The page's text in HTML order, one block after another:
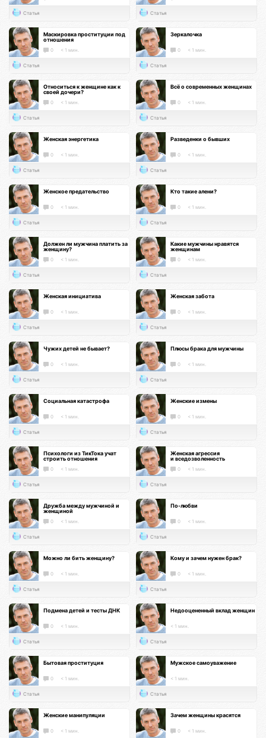
Статья Статья
Маскировка проституции под
отношения
0 < 1 мин.
Статья
Зеркалочка
0 < 1 мин.
Статья
Относиться к женщине как к
своей дочери?
0 < 1 мин.
Статья
Всё о современных женщинах
0 < 1 мин.
Статья
Женская энергетика
0 < 1 мин.
Статья
Разведенки о бывших
0 < 1 мин.
Статья
Женское предательство
0 < 1 мин.
Статья
Кто такие алени?
0 < 1 мин.
Статья
Должен ли мужчина платить за
женщину?
0 < 1 мин.
Статья
Какие мужчины нравятся
женщинам
0 < 1 мин.
Статья
Женская инициатива
0 < 1 мин.
Статья
Женская забота
0 < 1 мин.
Статья
Чужих детей не бывает?
0 < 1 мин.
Статья
Плюсы брака для мужчины
0 < 1 мин.
Статья
Социальная катастрофа
0 < 1 мин.
Статья
Женские измены
0 < 1 мин.
Статья
Психологи из ТикТока учат
строить отношения
0 < 1 мин.
Статья
Женская агрессия
и вседозволенность
0 < 1 мин.
Статья
Дружба между мужчиной и
женщиной
0 < 1 мин.
Статья
По-любви
0 < 1 мин.
Статья
Можно ли бить женщину?
0 < 1 мин.
Статья
Кому и зачем нужен брак?
0 < 1 мин.
Статья
Подмена детей и тесты ДНК
0 < 1 мин.
Статья
Недооцененный вклад женщин
< 1 мин.
Статья
Бытовая проституция
0 < 1 мин.
Статья
Мужское самоуважение
< 1 мин.
Статья
Женские манипуляции
0 < 1 мин.
Зачем женщины красятся
0 < 1 мин.